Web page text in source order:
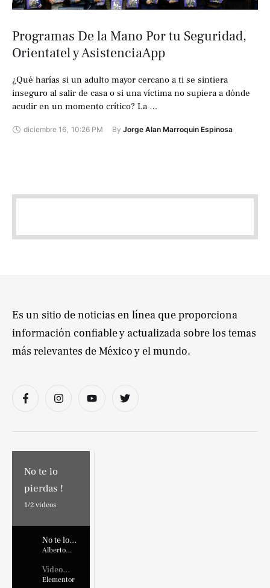
Programas De la Mano Por tu Seguridad,
Orientatel y AsistenciaApp
¿Qué harías si un adulto mayor cercano a ti se sintiera
inseguro al salir de casa o si una víctima no supiera a dónde
acudir en un momento crítico? La …
diciembre 16, 10:26 PM By Jorge Alan Marroquin Espinosa
No te lo
pierdas !
1/2 videos
No te lo
pierdas !
Alberto
Video
Placehold
Elementor
Es un sitio de noticias en línea que proporciona
información confiable y actualizada sobre los temas
más relevantes de México y el mundo.